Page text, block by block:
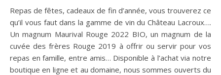
Repas de fêtes, cadeaux de fin d’année, vous trouverez ce
qu’il vous faut dans la gamme de vin du Château Lacroux….
Un magnum Maurival Rouge 2022 BIO, un magnum de la
cuvée des frères Rouge 2019 à offrir ou servir pour vos
repas en famille, entre amis… Disponible à l’achat via notre
boutique en ligne et au domaine, nous sommes ouverts du